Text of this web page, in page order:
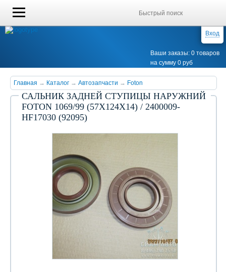
Вход
Ваши заказы: 0 товаров
на сумму 0 руб
Главная → Каталог → Автозапчасти → Foton
САЛЬНИК ЗАДНЕЙ СТУПИЦЫ НАРУЖНИЙ
FOTON 1069/99 (57X124X14) / 2400009-
HF17030 (92095)